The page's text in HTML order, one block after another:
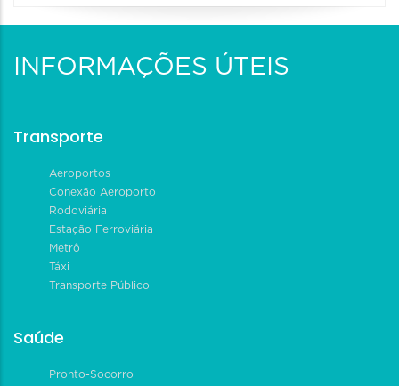
INFORMAÇÕES ÚTEIS
Transporte
Aeroportos
Conexão Aeroporto
Rodoviária
Estação Ferroviária
Metrô
Táxi
Transporte Público
Saúde
Pronto-Socorro